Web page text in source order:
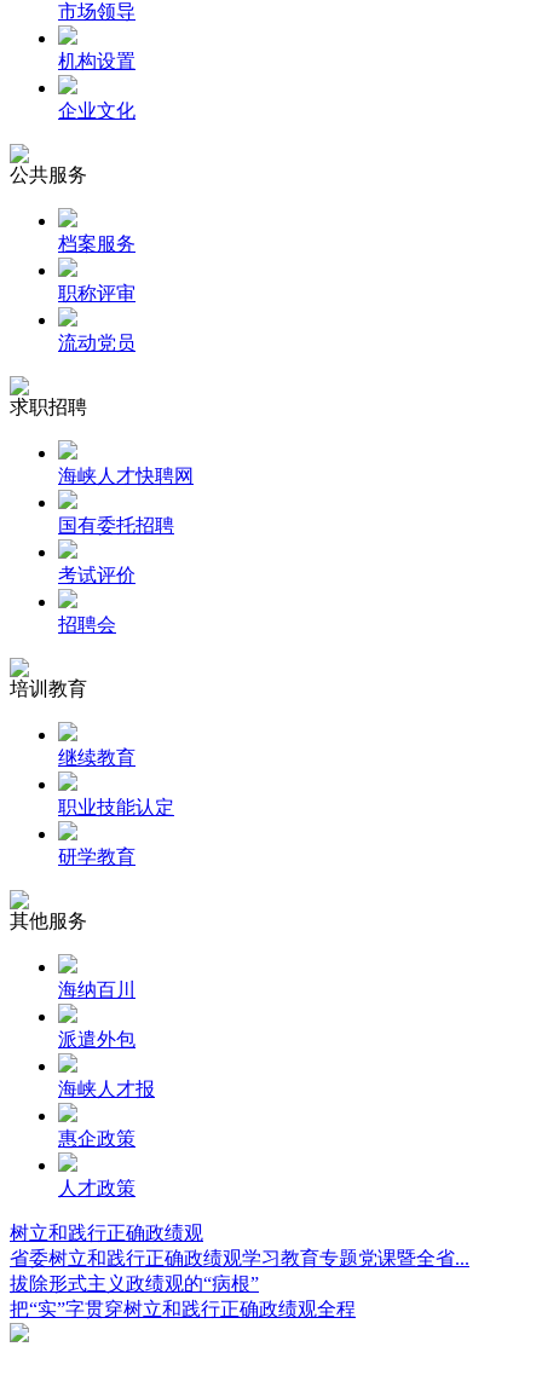
市场领导
机构设置
企业文化
公共服务
档案服务
职称评审
流动党员
求职招聘
海峡人才快聘网
国有委托招聘
考试评价
招聘会
培训教育
继续教育
职业技能认定
研学教育
其他服务
海纳百川
派遣外包
海峡人才报
惠企政策
人才政策
树立和践行正确政绩观
省委树立和践行正确政绩观学习教育专题党课暨全省...
拔除形式主义政绩观的“病根”
把“实”字贯穿树立和践行正确政绩观全程